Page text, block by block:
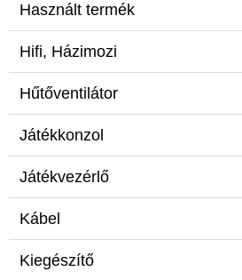
Használt termék
Hifi, Házimozi
Hűtőventilátor
Játékkonzol
Játékvezérlő
Kábel
Kiegészítő